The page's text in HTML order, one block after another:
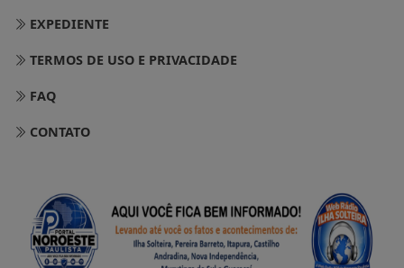
EXPEDIENTE
TERMOS DE USO E PRIVACIDADE
FAQ
CONTATO